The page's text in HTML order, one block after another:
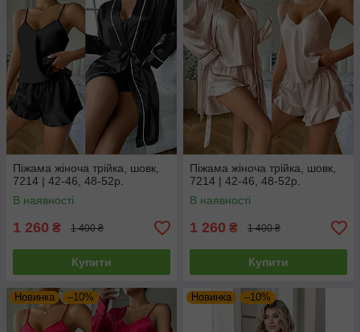
Піжама жіноча трійка, шовк,
7214 | 42-46, 48-52р.
В наявності
1 260 ₴ 1 400 ₴
Купити
Піжама жіноча трійка, шовк,
7214 | 42-46, 48-52р.
В наявності
1 260 ₴ 1 400 ₴
Купити
Новинка –10% Новинка –10%